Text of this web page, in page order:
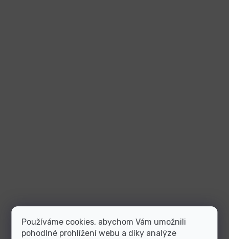
Používáme cookies, abychom Vám umožnili
pohodlné prohlížení webu a díky analýze